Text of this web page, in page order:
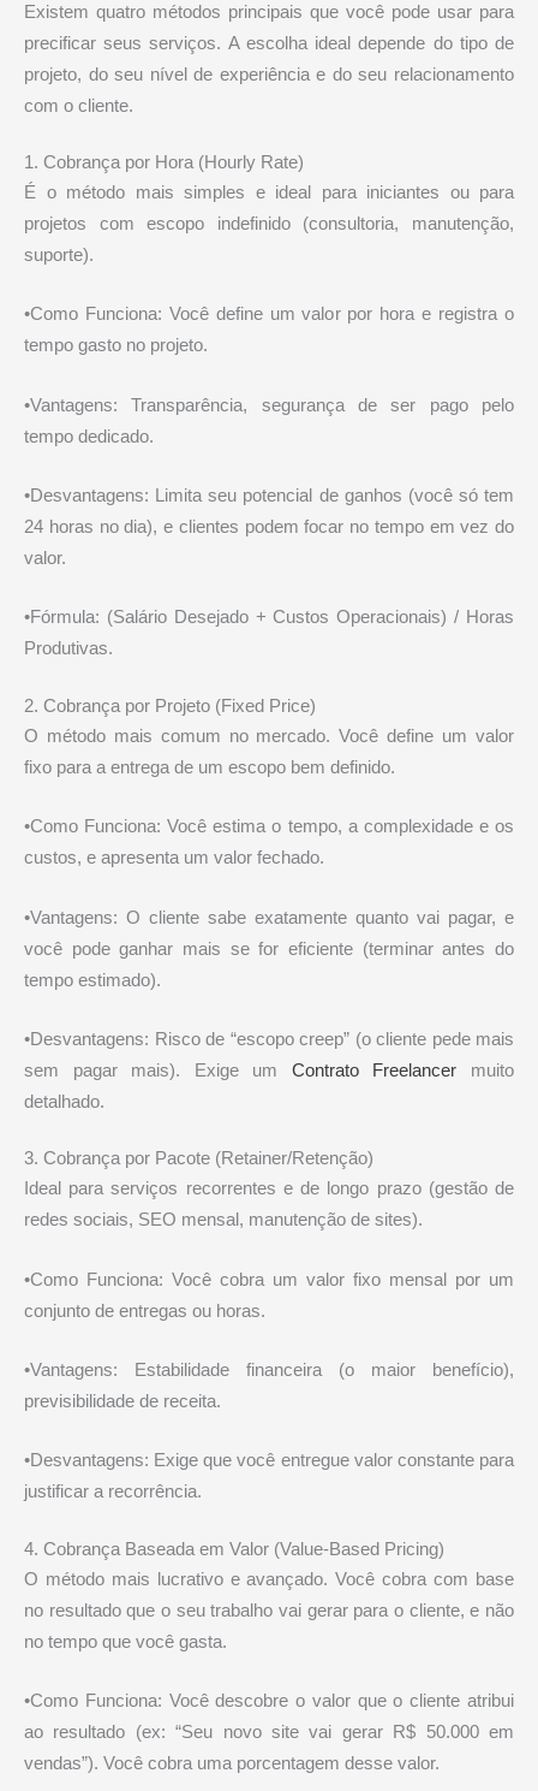
Existem quatro métodos principais que você pode usar para
precificar seus serviços. A escolha ideal depende do tipo de
projeto, do seu nível de experiência e do seu relacionamento
com o cliente.
1. Cobrança por Hora (Hourly Rate)
É o método mais simples e ideal para iniciantes ou para
projetos com escopo indefinido (consultoria, manutenção,
suporte).
•Como Funciona: Você define um valor por hora e registra o
tempo gasto no projeto.
•Vantagens: Transparência, segurança de ser pago pelo
tempo dedicado.
•Desvantagens: Limita seu potencial de ganhos (você só tem
24 horas no dia), e clientes podem focar no tempo em vez do
valor.
•Fórmula: (Salário Desejado + Custos Operacionais) / Horas
Produtivas.
2. Cobrança por Projeto (Fixed Price)
O método mais comum no mercado. Você define um valor
fixo para a entrega de um escopo bem definido.
•Como Funciona: Você estima o tempo, a complexidade e os
custos, e apresenta um valor fechado.
•Vantagens: O cliente sabe exatamente quanto vai pagar, e
você pode ganhar mais se for eficiente (terminar antes do
tempo estimado).
•Desvantagens: Risco de “escopo creep” (o cliente pede mais
sem pagar mais). Exige um Contrato Freelancer muito
detalhado.
3. Cobrança por Pacote (Retainer/Retenção)
Ideal para serviços recorrentes e de longo prazo (gestão de
redes sociais, SEO mensal, manutenção de sites).
•Como Funciona: Você cobra um valor fixo mensal por um
conjunto de entregas ou horas.
•Vantagens: Estabilidade financeira (o maior benefício),
previsibilidade de receita.
•Desvantagens: Exige que você entregue valor constante para
justificar a recorrência.
4. Cobrança Baseada em Valor (Value-Based Pricing)
O método mais lucrativo e avançado. Você cobra com base
no resultado que o seu trabalho vai gerar para o cliente, e não
no tempo que você gasta.
•Como Funciona: Você descobre o valor que o cliente atribui
ao resultado (ex: “Seu novo site vai gerar R$ 50.000 em
vendas”). Você cobra uma porcentagem desse valor.